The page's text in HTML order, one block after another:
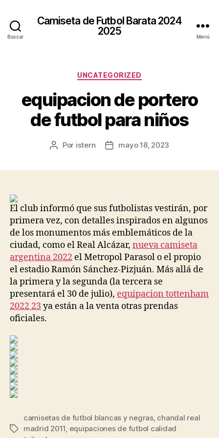
Buscar
Camiseta de Futbol Barata 2024
2025
Menú
Categorías
UNCATEGORIZED
equipacion de portero
de futbol para niños
Autor
Por istern
Fechamayo 18, 2023
El club informó que sus futbolistas vestirán, por
primera vez, con detalles inspirados en algunos
de los monumentos más emblemáticos de la
ciudad, como el Real Alcázar, nueva camiseta
argentina 2022 el Metropol Parasol o el propio
el estadio Ramón Sánchez-Pizjuán. Más allá de
la primera y la segunda (la tercera se
presentará el 30 de julio), equipacion tottenham
2022 23 ya están a la venta otras prendas
oficiales.
Etiquetas
camisetas de futbol blancas y negras, chandal real
madrid 2011, equipaciones de futbol calidad